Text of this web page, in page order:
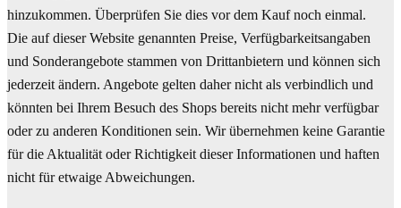
hinzukommen. Überprüfen Sie dies vor dem Kauf noch einmal.
Die auf dieser Website genannten Preise, Verfügbarkeitsangaben
und Sonderangebote stammen von Drittanbietern und können sich
jederzeit ändern. Angebote gelten daher nicht als verbindlich und
könnten bei Ihrem Besuch des Shops bereits nicht mehr verfügbar
oder zu anderen Konditionen sein. Wir übernehmen keine Garantie
für die Aktualität oder Richtigkeit dieser Informationen und haften
nicht für etwaige Abweichungen.